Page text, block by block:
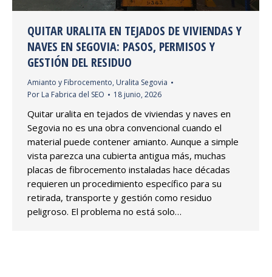
QUITAR URALITA EN TEJADOS DE VIVIENDAS Y
NAVES EN SEGOVIA: PASOS, PERMISOS Y
GESTIÓN DEL RESIDUO
Amianto y Fibrocemento, Uralita Segovia
Por La Fabrica del SEO 18 junio, 2026
Quitar uralita en tejados de viviendas y naves en
Segovia no es una obra convencional cuando el
material puede contener amianto. Aunque a simple
vista parezca una cubierta antigua más, muchas
placas de fibrocemento instaladas hace décadas
requieren un procedimiento específico para su
retirada, transporte y gestión como residuo
peligroso. El problema no está solo…